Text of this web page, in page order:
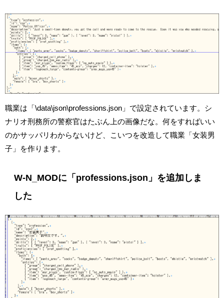
職業は「\data\json\professions.json」で設定されています。シ
ナリオ刑務所の警察官はたぶん上の画像だな。何をすればいい
のかサッパリわからないけど、こいつを改造して職業「女装男
子」を作ります。
W-N_MODに「professions.json」を追加しま
した